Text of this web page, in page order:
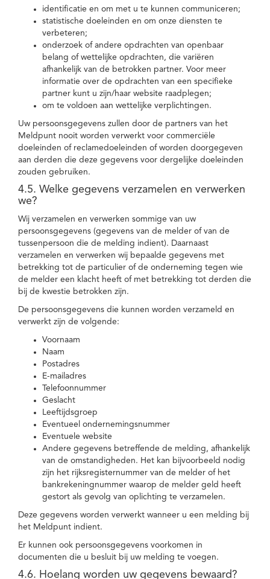
identificatie en om met u te kunnen communiceren;
statistische doeleinden en om onze diensten te
verbeteren;
onderzoek of andere opdrachten van openbaar
belang of wettelijke opdrachten, die variëren
afhankelijk van de betrokken partner. Voor meer
informatie over de opdrachten van een specifieke
partner kunt u zijn/haar website raadplegen;
om te voldoen aan wettelijke verplichtingen.
Uw persoonsgegevens zullen door de partners van het
Meldpunt nooit worden verwerkt voor commerciële
doeleinden of reclamedoeleinden of worden doorgegeven
aan derden die deze gegevens voor dergelijke doeleinden
zouden gebruiken.
4.5. Welke gegevens verzamelen en verwerken
we?
Wij verzamelen en verwerken sommige van uw
persoonsgegevens (gegevens van de melder of van de
tussenpersoon die de melding indient). Daarnaast
verzamelen en verwerken wij bepaalde gegevens met
betrekking tot de particulier of de onderneming tegen wie
de melder een klacht heeft of met betrekking tot derden die
bij de kwestie betrokken zijn.
De persoonsgegevens die kunnen worden verzameld en
verwerkt zijn de volgende:
Voornaam
Naam
Postadres
E-mailadres
Telefoonnummer
Geslacht
Leeftijdsgroep
Eventueel ondernemingsnummer
Eventuele website
Andere gegevens betreffende de melding, afhankelijk
van de omstandigheden. Het kan bijvoorbeeld nodig
zijn het rijksregisternummer van de melder of het
bankrekeningnummer waarop de melder geld heeft
gestort als gevolg van oplichting te verzamelen.
Deze gegevens worden verwerkt wanneer u een melding bij
het Meldpunt indient.
Er kunnen ook persoonsgegevens voorkomen in
documenten die u besluit bij uw melding te voegen.
4.6. Hoelang worden uw gegevens bewaard?